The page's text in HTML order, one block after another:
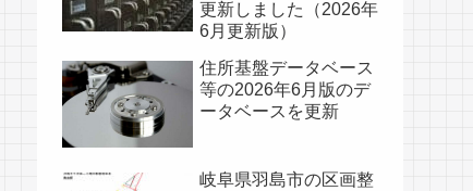
更新しました（2026年
6月更新版）
住所基盤データベース
等の2026年6月版のデ
ータベースを更新
岐阜県羽島市の区画整